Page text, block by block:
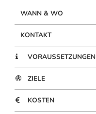
WANN & WO
KONTAKT
VORAUSSETZUNGEN
ZIELE
KOSTEN